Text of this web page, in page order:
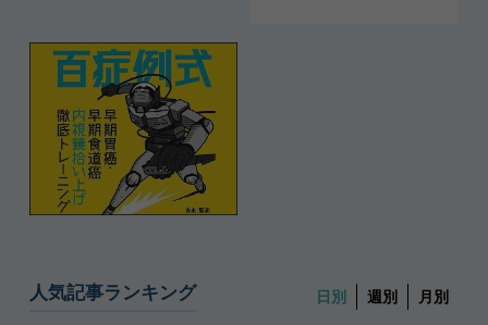
人気記事ランキング 日別 週別 月別